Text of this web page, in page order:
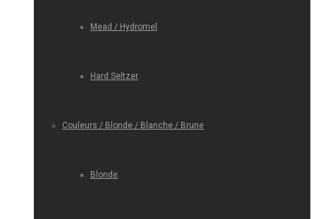
Mead / Hydromel
Hard Seltzer
Couleurs / Blonde / Blanche / Brune
Blonde